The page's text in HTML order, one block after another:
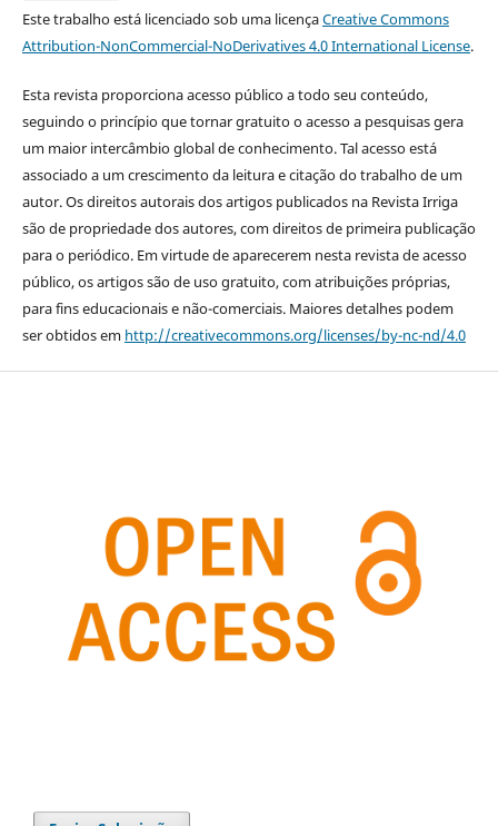
Este trabalho está licenciado sob uma licençaCreative Commons
Attribution-NonCommercial-NoDerivatives 4.0 International License.
Esta revista proporciona acesso público a todo seu conteúdo,
seguindo o princípio que tornar gratuito o acesso a pesquisas gera
um maior intercâmbio global de conhecimento. Tal acesso está
associado a um crescimento da leitura e citação do trabalho de um
autor. Os direitos autorais dos artigos publicados na Revista Irriga
são de propriedade dos autores, com direitos de primeira publicação
para o periódico. Em virtude de aparecerem nesta revista de acesso
público, os artigos são de uso gratuito, com atribuições próprias,
para fins educacionais e não-comerciais. Maiores detalhes podem
ser obtidos em http://creativecommons.org/licenses/by-nc-nd/4.0